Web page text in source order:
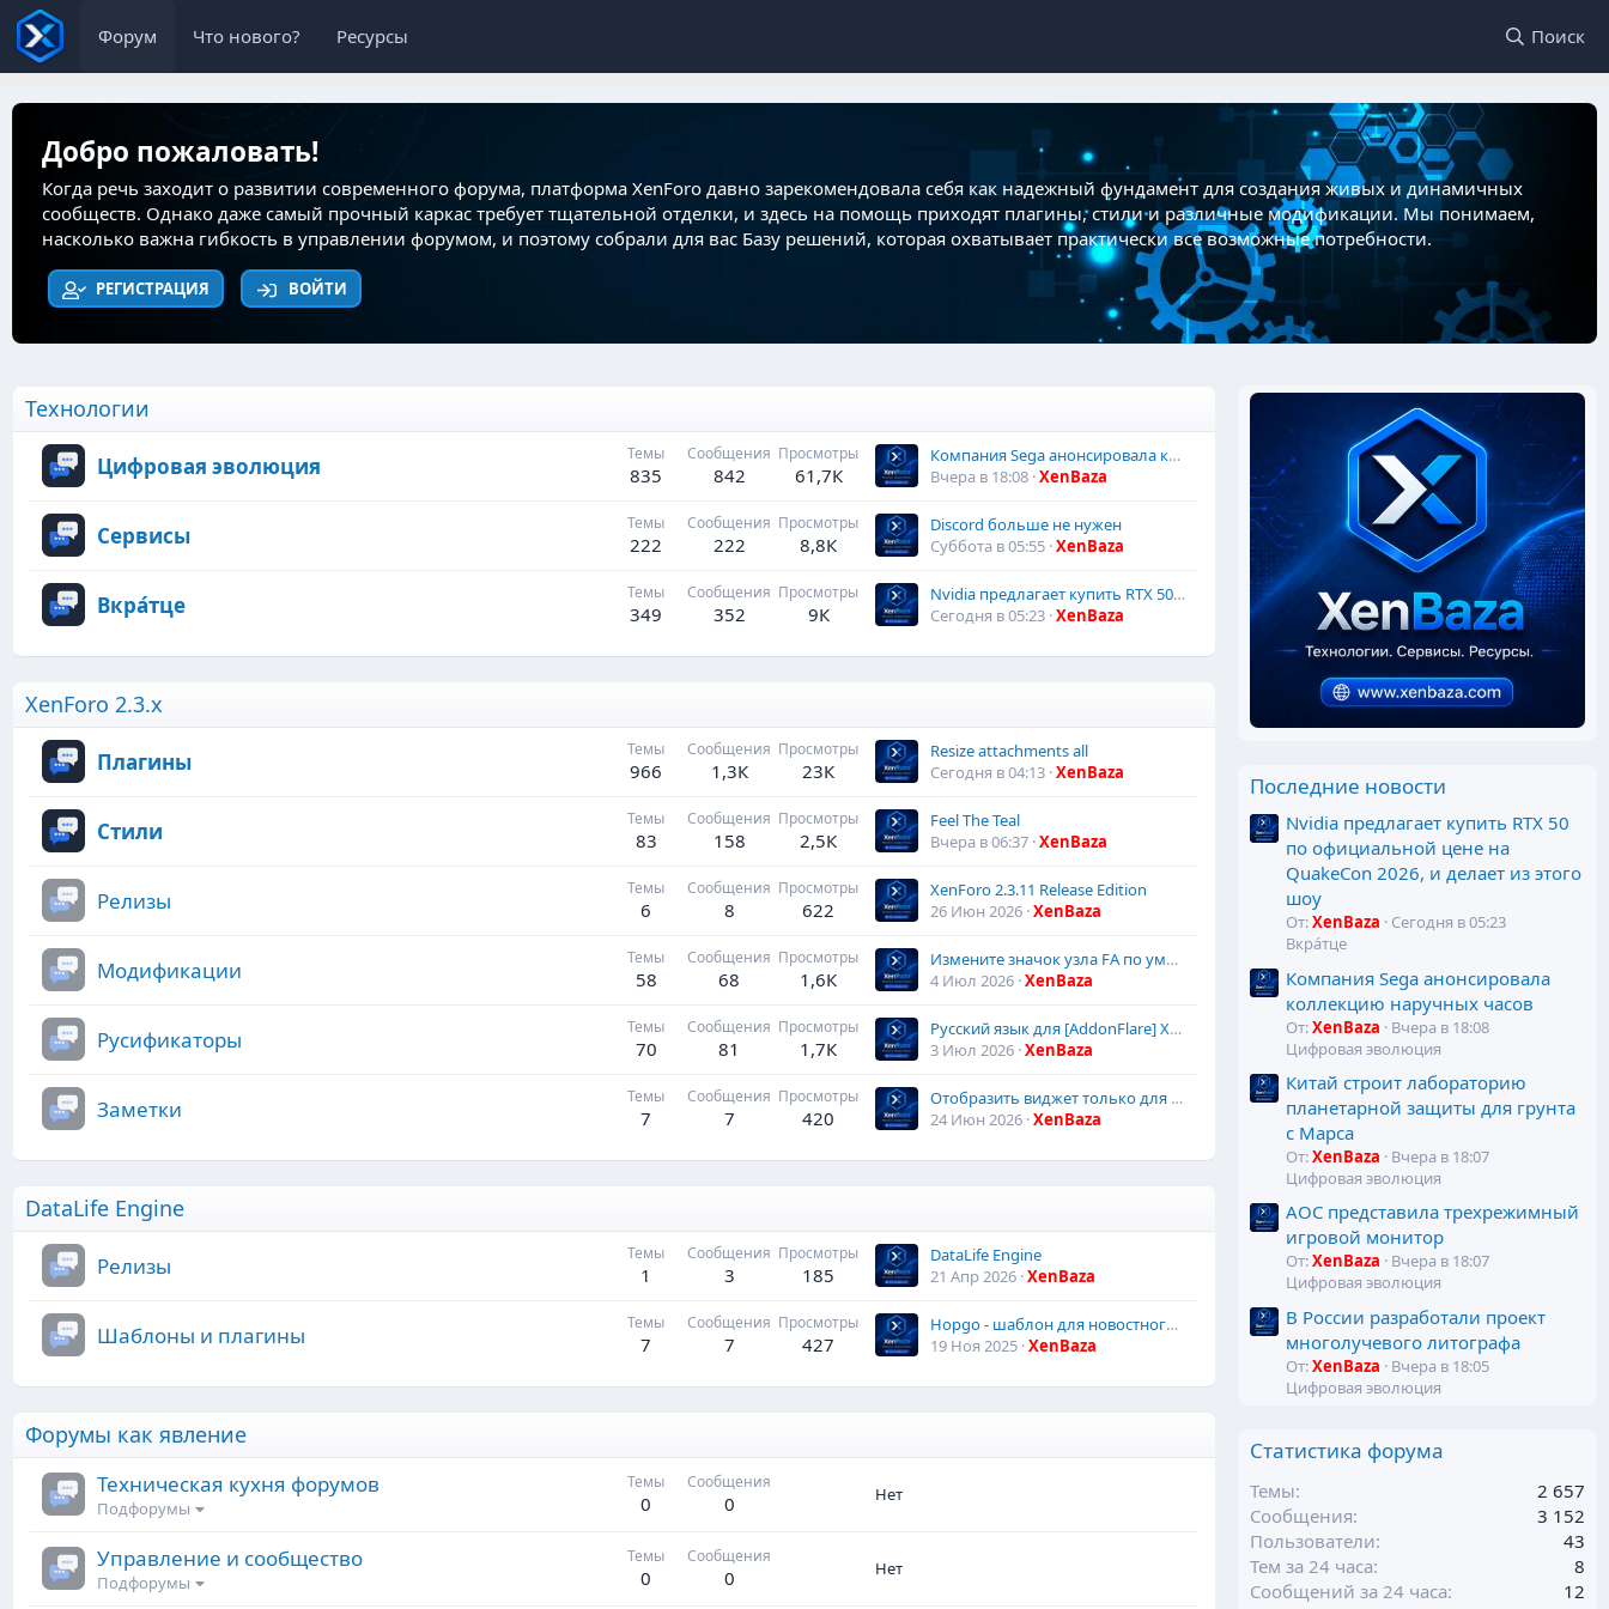
Форум Что нового? Ресурсы Поиск
Добро пожаловать!
Когда речь заходит о развитии современного форума, платформа XenForo давно зарекомендовала себя как надежный фундамент для создания живых и динамичных
сообществ. Однако даже самый прочный каркас требует тщательной отделки, и здесь на помощь приходят плагины, стили и различные модификации. Мы понимаем,
насколько важна гибкость в управлении форумом, и поэтому собрали для вас Базу решений, которая охватывает практически все возможные потребности.
РЕГИСТРАЦИЯ ВОЙТИ
Технологии
Цифровая эволюция Темы
835
Сообщения
842
Просмотры
61,7К
Компания Sega анонсировала коллекцию наручных часов
Вчера в 18:08 XenBaza
Сервисы Темы
222
Сообщения
222
Просмотры
8,8К
Discord больше не нужен
Суббота в 05:55 XenBaza
Вкра́тце Темы
349
Сообщения
352
Просмотры
9К
Nvidia предлагает купить RTX 50 по официальной цене на QuakeCon 2026, и делает из этого шоу
Сегодня в 05:23 XenBaza
XenForo 2.3.x
Плагины Темы
966
Сообщения
1,3К
Просмотры
23К
Resize attachments all
Сегодня в 04:13 XenBaza
Стили Темы
83
Сообщения
158
Просмотры
2,5К
Feel The Teal
Вчера в 06:37 XenBaza
Релизы Темы
6
Сообщения
8
Просмотры
622
XenForo 2.3.11 Release Edition
26 Июн 2026 XenBaza
Модификации Темы
58
Сообщения
68
Просмотры
1,6К
Измените значок узла FA по умолчанию
4 Июл 2026 XenBaza
Русификаторы Темы
70
Сообщения
81
Просмотры
1,7К
Русский язык для [AddonFlare] XF2 Awards System
3 Июл 2026 XenBaza
Заметки Темы
7
Сообщения
7
Просмотры
420
Отобразить виджет только для определенной группы пользователей
24 Июн 2026 XenBaza
DataLife Engine
Релизы Темы
1
Сообщения
3
Просмотры
185
DataLife Engine
21 Апр 2026 XenBaza
Шаблоны и плагины Темы
7
Сообщения
7
Просмотры
427
Hopgo - шаблон для новостного сайта
19 Ноя 2025 XenBaza
Форумы как явление
Техническая кухня форумов
Подфорумы
Темы
0
Сообщения
0 Нет
Управление и сообщество
Подфорумы
Темы
0
Сообщения
0 Нет
Последние новости
Nvidia предлагает купить RTX 50
по официальной цене на
QuakeCon 2026, и делает из этого
шоу
От:XenBaza
Сегодня в 05:23
Вкра́тце
Компания Sega анонсировала
коллекцию наручных часов
От:XenBaza
Вчера в 18:08
Цифровая эволюция
Китай строит лабораторию
планетарной защиты для грунта
с Марса
От:XenBaza
Вчера в 18:07
Цифровая эволюция
AOC представила трехрежимный
игровой монитор
От:XenBaza
Вчера в 18:07
Цифровая эволюция
В России разработали проект
многолучевого литографа
От:XenBaza
Вчера в 18:05
Цифровая эволюция
Статистика форума
Темы
2 657
Сообщения
3 152
Пользователи
43
Тем за 24 часа
8
Сообщений за 24 часа
12